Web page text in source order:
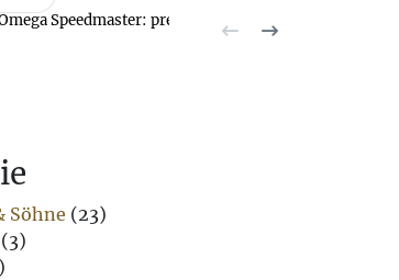
Speedmaster: prezzi, modelli, valutazioni
Söhne (23)
(3)